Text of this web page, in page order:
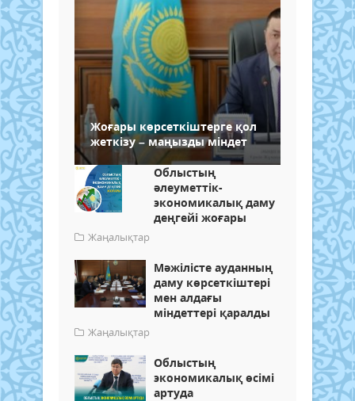
Жоғары көрсеткіштерге қол
жеткізу – маңызды міндет
Облыстың
әлеуметтік-
экономикалық даму
деңгейі жоғары
Жаңалықтар
Мәжілісте ауданның
даму көрсеткіштері
мен алдағы
міндеттері қаралды
Жаңалықтар
Облыстың
экономикалық өсімі
артуда